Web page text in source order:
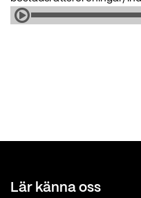
Lär känna oss